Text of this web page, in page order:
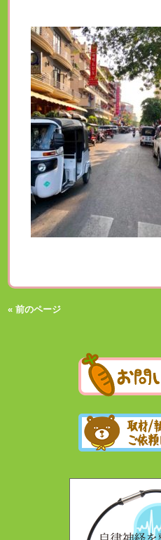
« 前のページ